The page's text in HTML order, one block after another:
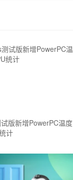
版新增PowerPC温度
计